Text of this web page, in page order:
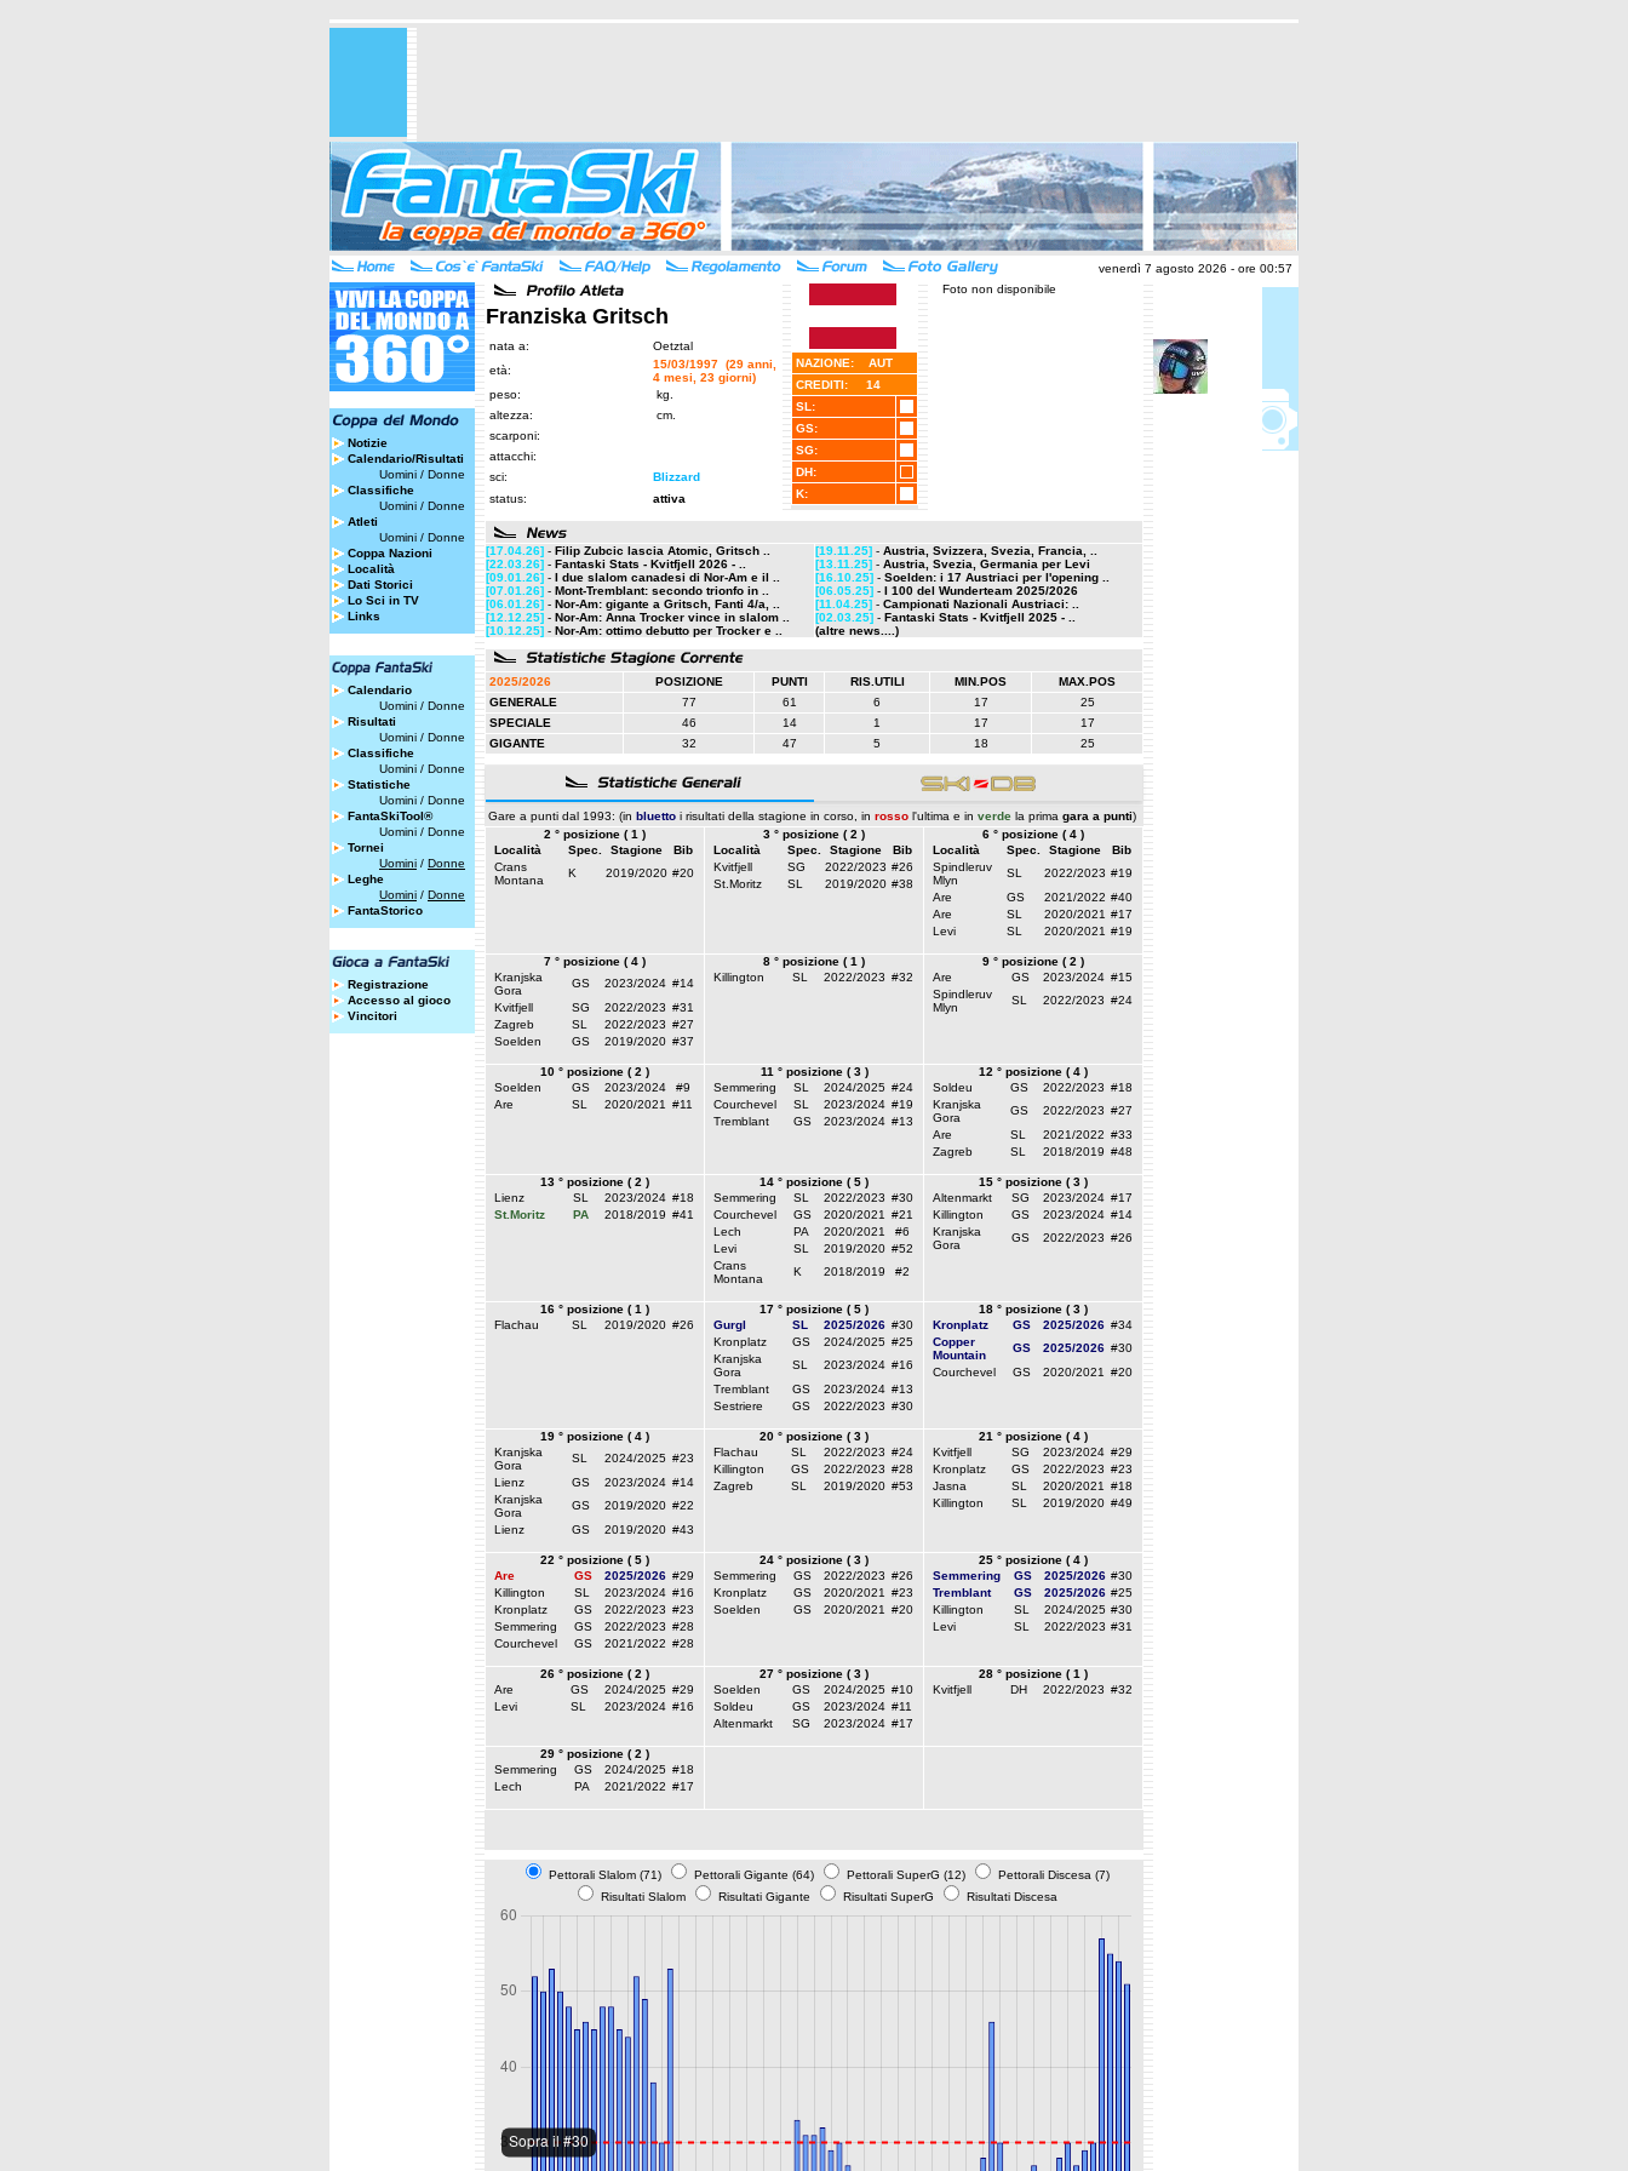
venerdì 7 agosto 2026 - ore 00:57
Notizie
Calendario/Risultati
Uomini / Donne
Classifiche
Uomini / Donne
Atleti
Uomini / Donne
Coppa Nazioni
Località
Dati Storici
Lo Sci in TV
Links
Calendario
Uomini / Donne
Risultati
Uomini / Donne
Classifiche
Uomini / Donne
Statistiche
Uomini / Donne
FantaSkiTool®
Uomini / Donne
Tornei
Uomini / Donne
Leghe
Uomini / Donne
FantaStorico
Registrazione
Accesso al gioco
Vincitori
Franziska Gritsch
nata a:
Oetztal
età:
15/03/1997 (29 anni,
4 mesi, 23 giorni)
peso:
kg.
altezza:
cm.
scarponi:
attacchi:
sci:
Blizzard
status:
attiva
NAZIONE: AUT
CREDITI: 14
SL:
GS:
SG:
DH:
K:
Foto non disponibile
[17.04.26] - Filip Zubcic lascia Atomic, Gritsch ..
[22.03.26] - Fantaski Stats - Kvitfjell 2026 - ..
[09.01.26] - I due slalom canadesi di Nor-Am e il ..
[07.01.26] - Mont-Tremblant: secondo trionfo in ..
[06.01.26] - Nor-Am: gigante a Gritsch, Fanti 4/a, ..
[12.12.25] - Nor-Am: Anna Trocker vince in slalom ..
[10.12.25] - Nor-Am: ottimo debutto per Trocker e ..
[19.11.25] - Austria, Svizzera, Svezia, Francia, ..
[13.11.25] - Austria, Svezia, Germania per Levi
[16.10.25] - Soelden: i 17 Austriaci per l'opening ..
[06.05.25] - I 100 del Wunderteam 2025/2026
[11.04.25] - Campionati Nazionali Austriaci: ..
[02.03.25] - Fantaski Stats - Kvitfjell 2025 - ..
(altre news....)
2025/2026 POSIZIONE PUNTI RIS.UTILI MIN.POS
MAX.POS
GENERALE
77 61 6 17
25
SPECIALE
46 14 1 17
17
GIGANTE
32 47 5 18 25
Gare a punti dal 1993: (in bluetto i risultati della stagione in corso, in rosso l'ultima e in verde la prima gara a punti)
2 ° posizione ( 1 )
Località
Spec. Stagione
Bib
Crans
Montana
K 2019/2020 #20
3 ° posizione ( 2 )
Località
Spec. Stagione
Bib
Kvitfjell
SG 2022/2023 #26
St.Moritz
SL 2019/2020 #38
6 ° posizione ( 4 )
Località
Spec. Stagione
Bib
Spindleruv
Mlyn
SL 2022/2023 #19
Are
GS 2021/2022 #40
Are
SL 2020/2021 #17
Levi
SL 2020/2021 #19
7 ° posizione ( 4 )
Kranjska
Gora
GS 2023/2024 #14
Kvitfjell
SG 2022/2023 #31
Zagreb
SL 2022/2023 #27
Soelden
GS 2019/2020 #37
8 ° posizione ( 1 )
Killington
SL 2022/2023 #32
9 ° posizione ( 2 )
Are
GS 2023/2024 #15
Spindleruv
Mlyn
SL 2022/2023 #24
10 ° posizione ( 2 )
Soelden
GS 2023/2024
#9
Are
SL 2020/2021 #11
11 ° posizione ( 3 )
Semmering
SL 2024/2025 #24
Courchevel
SL 2023/2024 #19
Tremblant
GS 2023/2024 #13
12 ° posizione ( 4 )
Soldeu
GS 2022/2023 #18
Kranjska
Gora
GS 2022/2023 #27
Are
SL 2021/2022 #33
Zagreb
SL 2018/2019 #48
13 ° posizione ( 2 )
Lienz
SL 2023/2024 #18
St.Moritz
PA 2018/2019 #41
14 ° posizione ( 5 )
Semmering
SL 2022/2023 #30
Courchevel
GS 2020/2021
#21
Lech
PA 2020/2021
#6
Levi
SL 2019/2020 #52
Crans
Montana
K 2018/2019 #2
15 ° posizione ( 3 )
Altenmarkt
SG 2023/2024 #17
Killington
GS 2023/2024 #14
Kranjska
Gora
GS 2022/2023 #26
16 ° posizione ( 1 )
Flachau
SL 2019/2020 #26
17 ° posizione ( 5 )
Gurgl
SL 2025/2026 #30
Kronplatz
GS 2024/2025 #25
Kranjska
Gora
SL 2023/2024 #16
Tremblant
GS 2023/2024 #13
Sestriere
GS 2022/2023 #30
18 ° posizione ( 3 )
Kronplatz
GS 2025/2026 #34
Copper
Mountain
GS 2025/2026 #30
Courchevel
GS 2020/2021 #20
19 ° posizione ( 4 )
Kranjska
Gora
SL 2024/2025 #23
Lienz
GS 2023/2024 #14
Kranjska
Gora
GS 2019/2020 #22
Lienz
GS 2019/2020 #43
20 ° posizione ( 3 )
Flachau
SL 2022/2023 #24
Killington
GS 2022/2023 #28
Zagreb
SL 2019/2020 #53
21 ° posizione ( 4 )
Kvitfjell
SG 2023/2024 #29
Kronplatz
GS 2022/2023 #23
Jasna
SL 2020/2021
#18
Killington
SL 2019/2020 #49
22 ° posizione ( 5 )
Are
GS 2025/2026 #29
Killington
SL 2023/2024 #16
Kronplatz
GS 2022/2023 #23
Semmering
GS 2022/2023 #28
Courchevel
GS 2021/2022 #28
24 ° posizione ( 3 )
Semmering
GS 2022/2023 #26
Kronplatz
GS 2020/2021
#23
Soelden
GS 2020/2021 #20
25 ° posizione ( 4 )
Semmering
GS 2025/2026 #30
Tremblant
GS 2025/2026 #25
Killington
SL 2024/2025 #30
Levi
SL 2022/2023 #31
26 ° posizione ( 2 )
Are
GS 2024/2025 #29
Levi
SL 2023/2024 #16
27 ° posizione ( 3 )
Soelden
GS 2024/2025 #10
Soldeu
GS 2023/2024 #11
Altenmarkt
SG 2023/2024 #17
28 ° posizione ( 1 )
Kvitfjell
DH 2022/2023 #32
29 ° posizione ( 2 )
Semmering
GS 2024/2025 #18
Lech
PA 2021/2022 #17
Pettorali Slalom (71) Pettorali Gigante (64) Pettorali SuperG (12)
Pettorali Discesa (7)
Risultati Slalom
Risultati Gigante Risultati SuperG Risultati Discesa